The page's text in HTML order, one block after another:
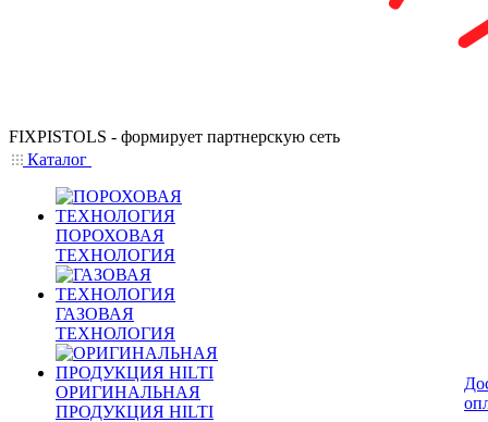
FIXPISTOLS - формирует партнерскую сеть
Каталог
ПОРОХОВАЯ
ТЕХНОЛОГИЯ
ГАЗОВАЯ
ТЕХНОЛОГИЯ
ОРИГИНАЛЬНАЯ
ПРОДУКЦИЯ HILTI